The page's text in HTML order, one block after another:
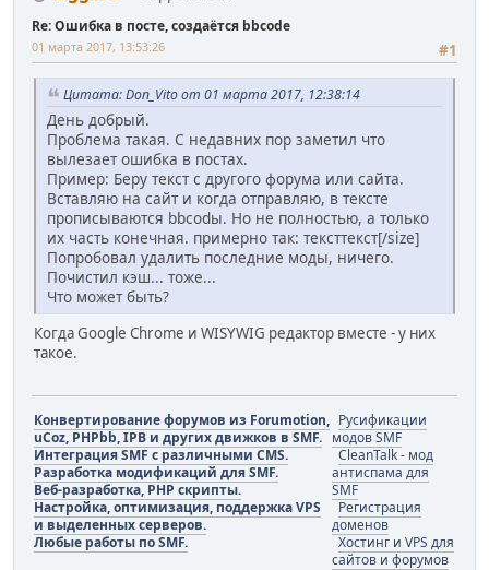
Re: Ошибка в посте, создаётся bbcode
#1
01 марта 2017, 13:53:26
Цитата: Don_Vito от 01 марта 2017, 12:38:14
День добрый.
Проблема такая. С недавних пор заметил что
вылезает ошибка в постах.
Пример: Беру текст с другого форума или сайта.
Вставляю на сайт и когда отправляю, в тексте
прописываются bbcodы. Но не полностью, а только
их часть конечная. примерно так: тексттекст[/size]
Попробовал удалить последние моды, ничего.
Почистил кэш... тоже...
Что может быть?
Когда Google Chrome и WISYWIG редактор вместе - у них
такое.
Конвертирование форумов из Forumotion,
uCoz, PHPbb, IPB и других движков в SMF.
Интеграция SMF с различными CMS.
Разработка модификаций для SMF.
Веб-разработка, PHP скрипты.
Настройка, оптимизация, поддержка VPS
и выделенных серверов.
Любые работы по SMF.
Русификации
модов SMF
CleanTalk - мод
антиспама для
SMF
Регистрация
доменов
Хостинг и VPS для
сайтов и форумов